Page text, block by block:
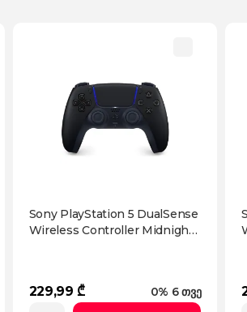
Sony PlayStation 5 DualSense
Wireless Controller Midnight
229,99 ₾ 0% 6 თვე